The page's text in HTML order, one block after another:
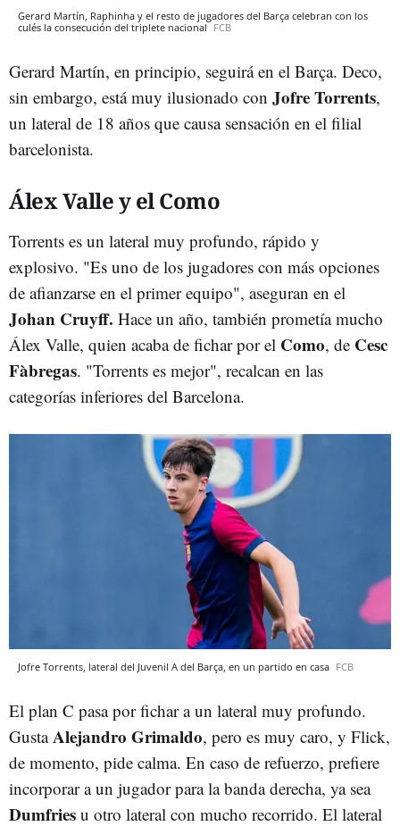
Gerard Martín, Raphinha y el resto de jugadores del Barça celebran con los
culés la consecución del triplete nacional FCB
Gerard Martín, en principio, seguirá en el Barça. Deco,
sin embargo, está muy ilusionado con Jofre Torrents,
un lateral de 18 años que causa sensación en el filial
barcelonista.
Álex Valle y el Como
Torrents es un lateral muy profundo, rápido y
explosivo. "Es uno de los jugadores con más opciones
de afianzarse en el primer equipo", aseguran en el
Johan Cruyff. Hace un año, también prometía mucho
Álex Valle, quien acaba de fichar por el Como, de Cesc
Fàbregas. "Torrents es mejor", recalcan en las
categorías inferiores del Barcelona.
Jofre Torrents, lateral del Juvenil A del Barça, en un partido en casa FCB
El plan C pasa por fichar a un lateral muy profundo.
GustaAlejandro Grimaldo, pero es muy caro, y Flick,
de momento, pide calma. En caso de refuerzo, prefiere
incorporar a un jugador para la banda derecha, ya sea
Dumfries u otro lateral con mucho recorrido. El lateral